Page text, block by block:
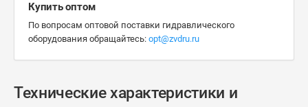
Купить оптом
По вопросам оптовой поставки гидравлического
оборудования обращайтесь: opt@zvdru.ru
Технические характеристики и